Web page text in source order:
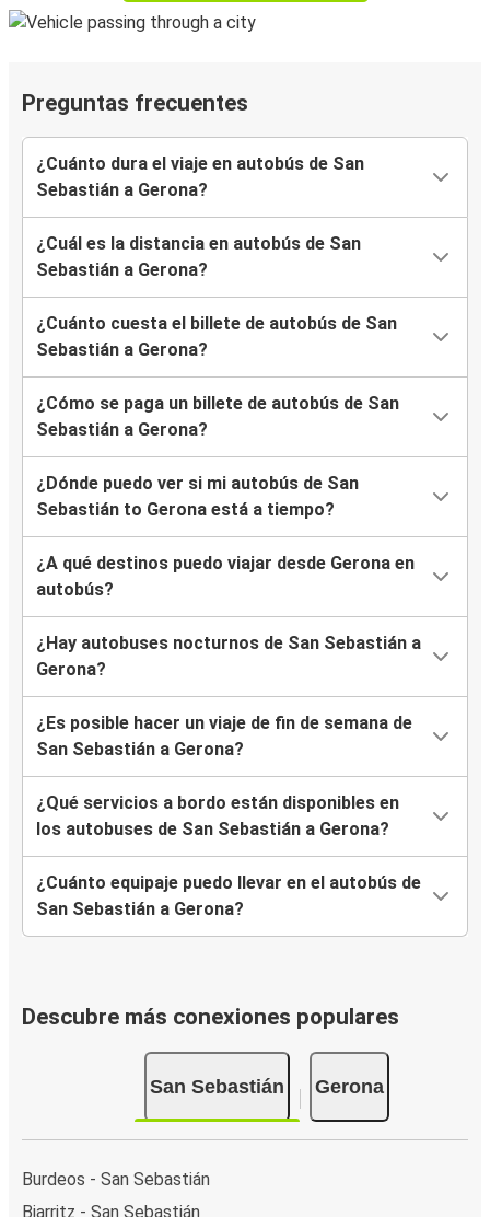
Preguntas frecuentes
¿Cuánto dura el viaje en autobús de San
Sebastián a Gerona?
¿Cuál es la distancia en autobús de San
Sebastián a Gerona?
¿Cuánto cuesta el billete de autobús de San
Sebastián a Gerona?
¿Cómo se paga un billete de autobús de San
Sebastián a Gerona?
¿Dónde puedo ver si mi autobús de San
Sebastián to Gerona está a tiempo?
¿A qué destinos puedo viajar desde Gerona en
autobús?
¿Hay autobuses nocturnos de San Sebastián a
Gerona?
¿Es posible hacer un viaje de fin de semana de
San Sebastián a Gerona?
¿Qué servicios a bordo están disponibles en
los autobuses de San Sebastián a Gerona?
¿Cuánto equipaje puedo llevar en el autobús de
San Sebastián a Gerona?
Descubre más conexiones populares
San Sebastián Gerona
Burdeos - San Sebastián
Biarritz - San Sebastián